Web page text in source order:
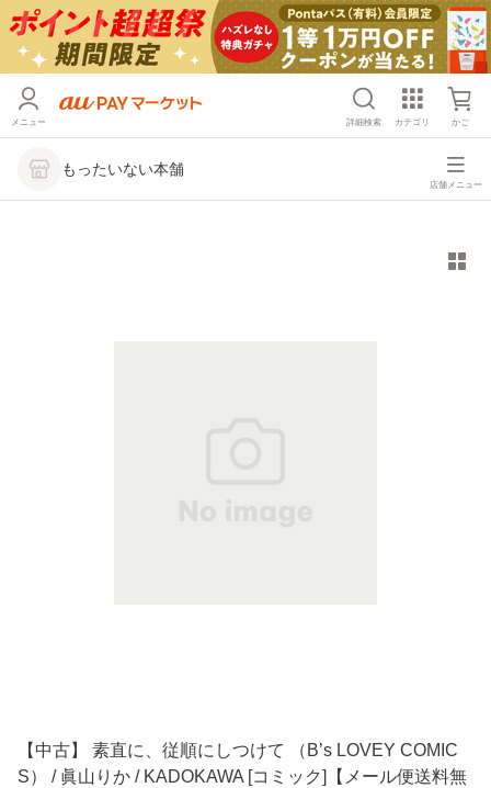
メニュー 詳細検索 カテゴリ かご
もったいない本舗
店舗メニュー
【中古】 素直に、従順にしつけて （B’s LOVEY COMIC
S） / 眞山りか / KADOKAWA [コミック]【メール便送料無